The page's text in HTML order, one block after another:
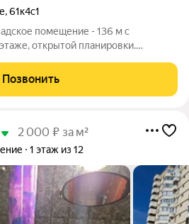
,61к4с1
помещение - 136 м с
открытой планировки.
комплексе. Высота
с дублёра
Позвонить
2 000 ₽ за м²
1 этаж из 12